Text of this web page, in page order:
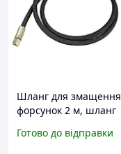
Шланг для змащення
форсунок 2 м, шланг
обладнання Mar-Pol
Готово до відправки